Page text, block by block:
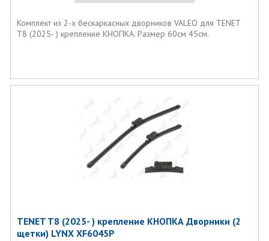
Комплект из 2-х бескаркасных дворников VALEO для TENET
T8 (2025- ) крепление КНОПКА. Размер 60см 45см.
TENET T8 (2025- ) крепление КНОПКА Дворники (2
щетки) LYNX XF6045P